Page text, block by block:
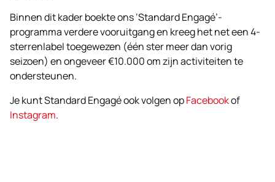
Binnen dit kader boekte ons ‘Standard Engagé’-
programma verdere vooruitgang en kreeg het net een 4-
sterrenlabel toegewezen (één ster meer dan vorig
seizoen) en ongeveer €10.000 om zijn activiteiten te
ondersteunen.
Je kunt Standard Engagé ook volgen opFacebookof
Instagram.